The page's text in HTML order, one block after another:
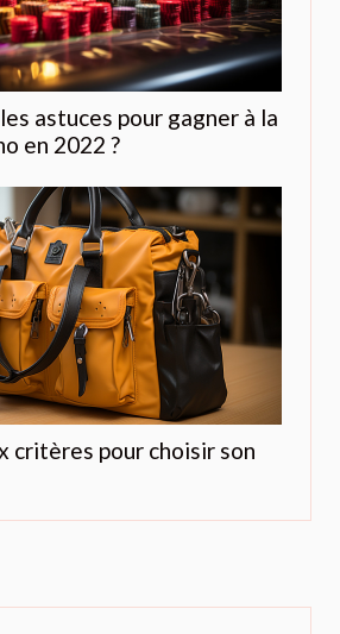
astuces pour gagner à la
en 2022 ?
critères pour choisir son